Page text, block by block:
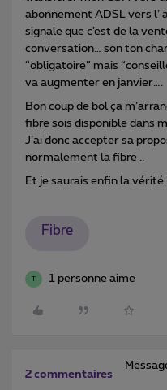
abonnement ADSL vers l’
signale que c’est de la
conversation… son ton
“obligatoire” mais
va augmenter en janvier….
Bon coup de bol ça
fibre sois disponible dans
J’ai donc accepter sa
normalement la fibre ..
Et je saurais enfin la vérité
Fibre
T 1 personne aime
2 commentaires